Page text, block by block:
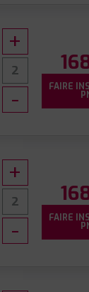
FAIRE
FAIRE